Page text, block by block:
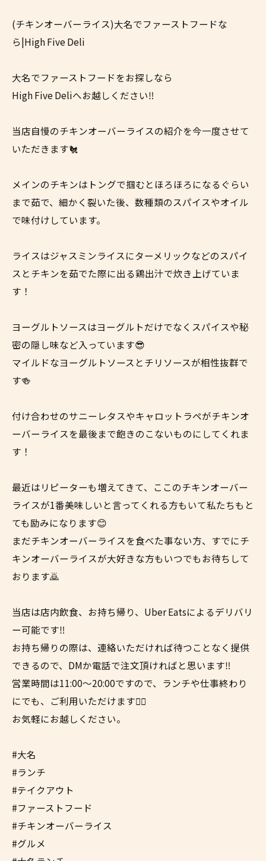
(チキンオーバーライス)大名でファーストフードな
ら|High Five Deli
大名でファーストフードをお探しなら
High Five Deliへお越しください‼︎
当店自慢のチキンオーバーライスの紹介を今一度させて
いただきます🐔
メインのチキンはトングで掴むとほろほろになるぐらい
まで茹で、細かく裂いた後、数種類のスパイスやオイル
で味付けしています。
ライスはジャスミンライスにターメリックなどのスパイ
スとチキンを茹でた際に出る鶏出汁で炊き上げていま
す！
ヨーグルトソースはヨーグルトだけでなくスパイスや秘
密の隠し味など入っています😎
マイルドなヨーグルトソースとチリソースが相性抜群で
す🍻
付け合わせのサニーレタスやキャロットラペがチキンオ
ーバーライスを最後まで飽きのこないものにしてくれま
す！
最近はリピーターも増えてきて、ここのチキンオーバー
ライスが1番美味しいと言ってくれる方もいて私たちもと
ても励みになります😊
まだチキンオーバーライスを食べた事ない方、すでにチ
キンオーバーライスが大好きな方もいつでもお待ちして
おります🙇
当店は店内飲食、お持ち帰り、Uber Eatsによるデリバリ
ー可能です‼︎
お持ち帰りの際は、連絡いただければ待つことなく提供
できるので、DMか電話で注文頂ければと思います‼︎
営業時間は11:00〜20:00ですので、ランチや仕事終わり
にでも、ご利用いただけます✌🏼
お気軽にお越しください。
#大名
#ランチ
#テイクアウト
#ファーストフード
#チキンオーバーライス
#グルメ